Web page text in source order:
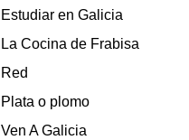
Estudiar en Galicia
La Cocina de Frabisa
Red
Plata o plomo
Ven A Galicia